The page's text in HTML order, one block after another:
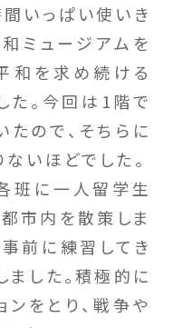
いっぱい使いき
ミュージアムを
和を求め続ける
た。今回は1階で
たので、そちらに
いほどでした。
班に一人留学生
市内を散策しま
前に練習してき
した。積極的に
をとり、戦争や